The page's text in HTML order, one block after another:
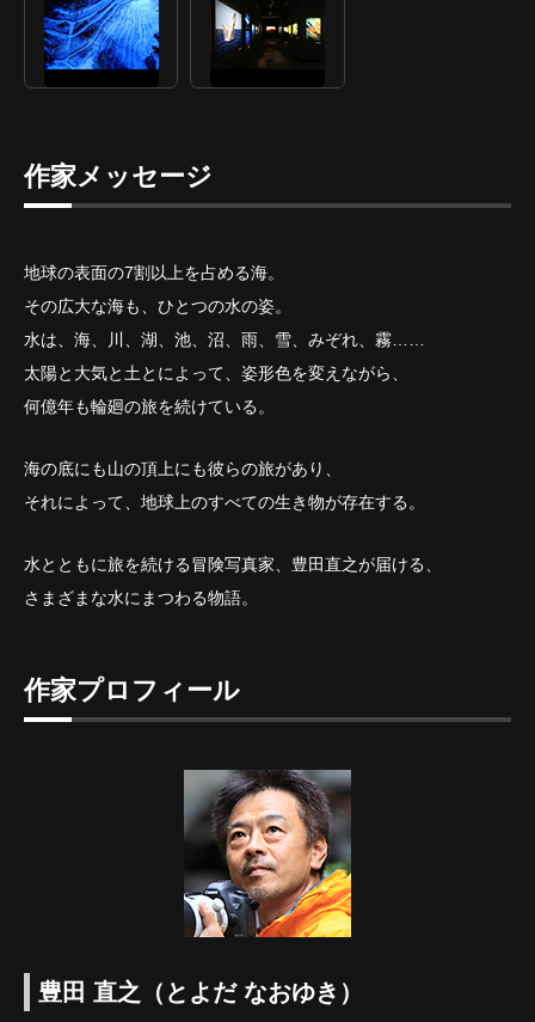
作家メッセージ
地球の表面の7割以上を占める海。
その広大な海も、ひとつの水の姿。
水は、海、川、湖、池、沼、雨、雪、みぞれ、霧……
太陽と大気と土とによって、姿形色を変えながら、
何億年も輪廻の旅を続けている。
海の底にも山の頂上にも彼らの旅があり、
それによって、地球上のすべての生き物が存在する。
水とともに旅を続ける冒険写真家、豊田直之が届ける、
さまざまな水にまつわる物語。
作家プロフィール
豊田 直之（とよだ なおゆき）